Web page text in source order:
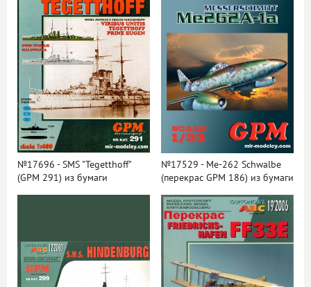
№17696 - SMS "Tegetthoff"
(GPM 291) из бумаги
№17529 - Me-262 Schwalbe
(перекрас GPM 186) из бумаги